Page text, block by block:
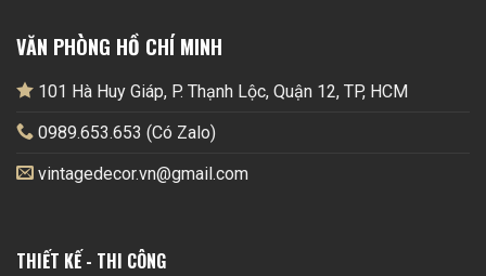
VĂN PHÒNG HỒ CHÍ MINH
101 Hà Huy Giáp, P. Thạnh Lộc, Quận 12, TP, HCM
0989.653.653 (Có Zalo)
vintagedecor.vn@gmail.com
THIẾT KẾ - THI CÔNG